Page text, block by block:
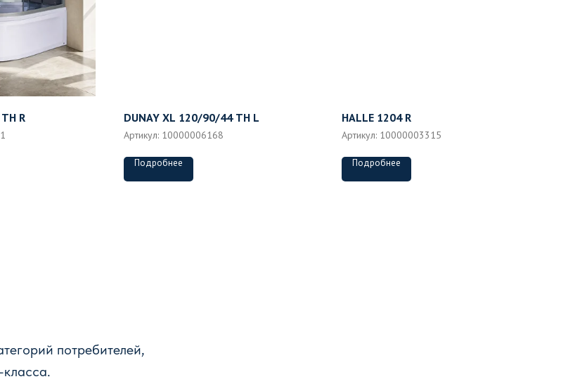
R DUNAY XL 120/90/44 TH L
Артикул: 10000006168
Подробнее
HALLE 1204 R
Артикул: 10000003315
Подробнее
потребителей,